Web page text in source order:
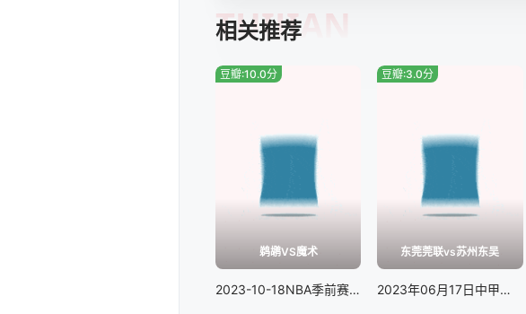
相关推荐
TUIJIAN
鹈鹕VS魔术
豆瓣:10.0分
2023-10-18NBA季前赛鹈鹕VS魔术
东莞莞联vs苏州东吴
豆瓣:3.0分
2023年06月17日中甲联赛东莞莞联vs苏州东吴